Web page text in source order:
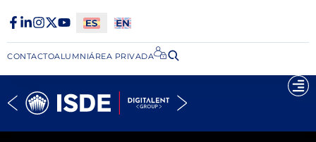
CONTACTOALUMNIÁREA PRIVADA​